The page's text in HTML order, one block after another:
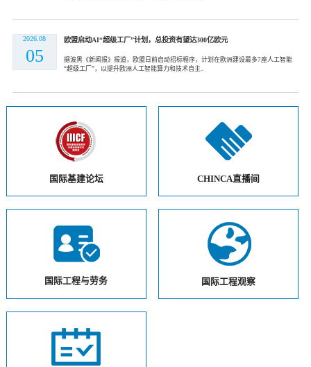
2026.08
05
欧盟启动AI“超级工厂”计划，总投资有望达300亿欧元
据波黑《新闻报》报道，欧盟日前启动招标程序，计划在欧洲建设最多7座人工智能
“超级工厂”，以提升欧洲人工智能算力和技术自主..
国际基建论坛 CHINCA直播间
国际工程与劳务 国际工程观察